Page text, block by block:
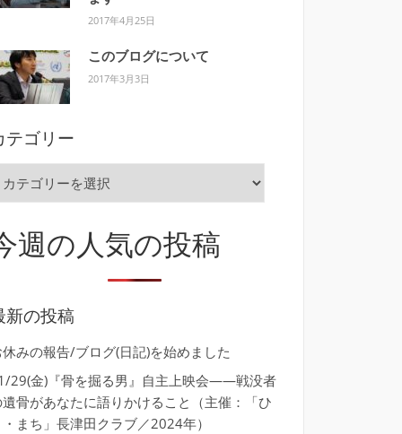
2017年4月25日
このブログについて
2017年3月3日
テゴリー
週の人気の投稿
新の投稿
みの報告/ブログ(日記)を始めました
29(金)『骨を掘る男』自主上映会――戦没者
骨があなたに語りかけること（主催：「ひ
まち」長津田クラブ／2024年）